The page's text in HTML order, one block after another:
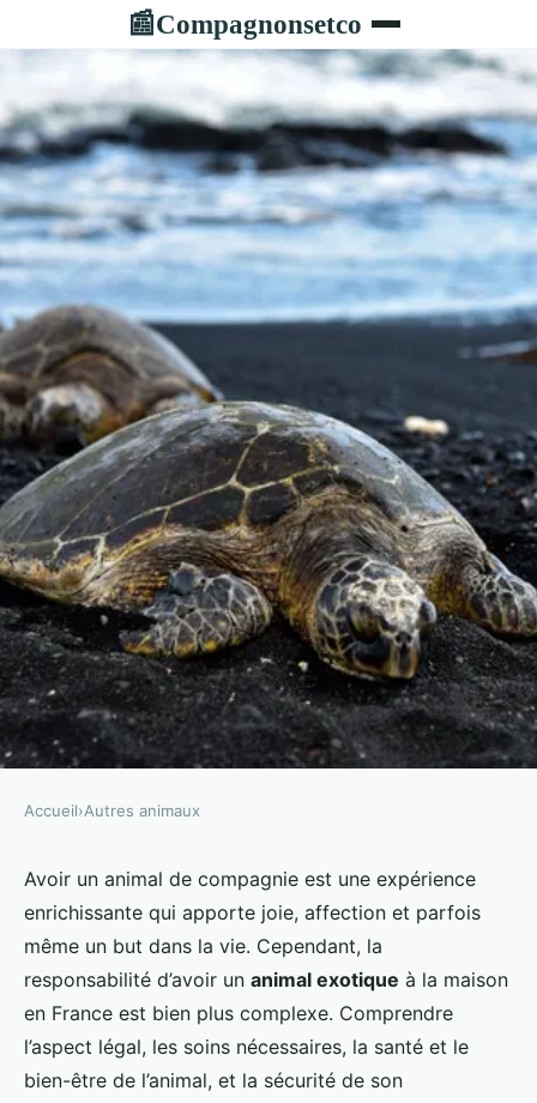
📰Compagnonsetco
La responsabilité d'avoir un
animal exotique à la maison
Augustin•1 avril 2024•6 min de lecture
Accueil›Autres animaux
Avoir un animal de compagnie est une expérience
enrichissante qui apporte joie, affection et parfois
même un but dans la vie. Cependant, la
responsabilité d’avoir un animal exotique à la maison
en France est bien plus complexe. Comprendre
l’aspect légal, les soins nécessaires, la santé et le
bien-être de l’animal, et la sécurité de son